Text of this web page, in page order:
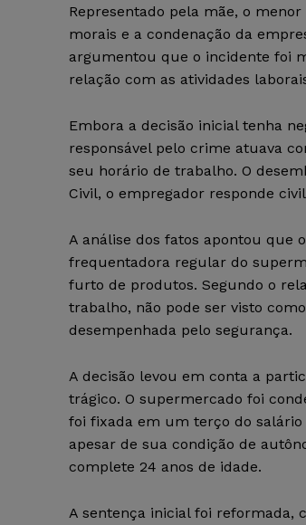
Representado pela mãe, o
morais e a condenação da
argumentou que o incidente foi
relação com as atividades
Embora a decisão inicial tenha
responsável pelo crime atuava
seu horário de trabalho. O
Civil, o empregador responde
A análise dos fatos apontou que
frequentadora regular do
furto de produtos. Segundo o
trabalho, não pode ser visto
desempenhada pelo segurança.
A decisão levou em conta a
trágico. O supermercado foi
foi fixada em um terço do
apesar de sua condição de
complete 24 anos de idade.
A sentença inicial foi reformada,